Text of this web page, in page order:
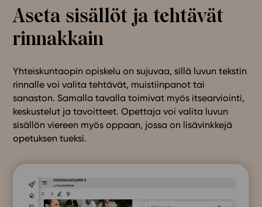
Aseta sisällöt ja tehtävät
rinnakkain
Yhteiskuntaopin opiskelu on sujuvaa, sillä luvun tekstin
rinnalle voi valita tehtävät, muistiinpanot tai
sanaston. Samalla tavalla toimivat myös itsearviointi,
keskustelut ja tavoitteet. Opettaja voi valita luvun
sisällön viereen myös oppaan, jossa on lisävinkkejä
opetuksen tueksi.